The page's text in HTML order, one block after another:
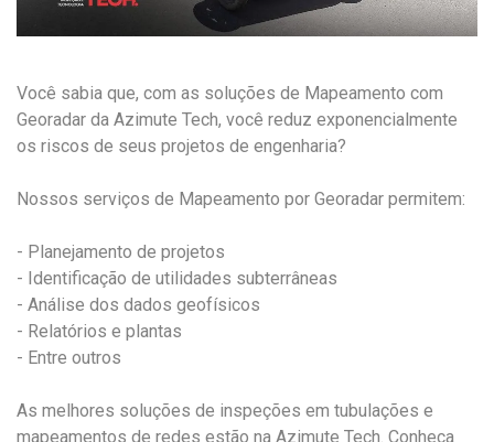
Você sabia que, com as soluções de Mapeamento com
Georadar da Azimute Tech, você reduz exponencialmente
os riscos de seus projetos de engenharia?
Nossos serviços de Mapeamento por Georadar permitem:
- Planejamento de projetos
- Identificação de utilidades subterrâneas
- Análise dos dados geofísicos
- Relatórios e plantas
- Entre outros
As melhores soluções de inspeções em tubulações e
mapeamentos de redes estão na Azimute Tech. Conheça